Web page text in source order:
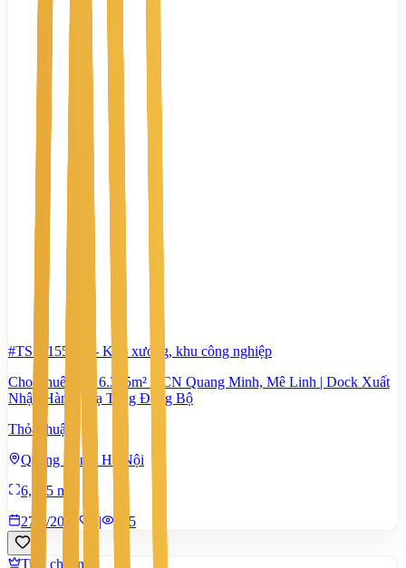
#TS74155830 - Kho xưởng, khu công nghiệp
Cho Thuê Kho 6.365m² KCN Quang Minh, Mê Linh | Dock Xuất
Nhập Hàng | Hạ Tầng Đồng Bộ
Thỏa thuận
Quang Minh, Hà Nội
6,365 m²
27/7/2026
| 805
Tiêu chuẩn